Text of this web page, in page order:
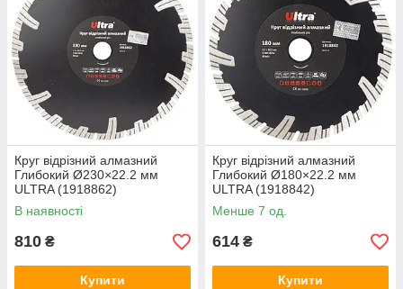
Круг відрізний алмазний
Глибокий Ø230×22.2 мм
ULTRA (1918862)
В наявності
810 ₴
Купити
Круг відрізний алмазний
Глибокий Ø180×22.2 мм
ULTRA (1918842)
Менше 7 од.
614 ₴
Купити